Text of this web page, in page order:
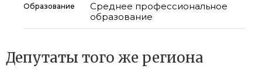
Образование
Среднее профессиональное
образование
Депутаты того же региона